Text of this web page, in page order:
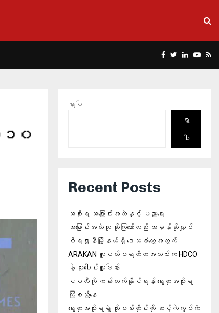
Facebook
Twitter
Linkedin
၁၀
ရှာပါ
ရှာ
ပါ
Recent Posts
အစိုးရ အပြောင်းအလဲနှင့် ပညာရေး
အပြောင်းအလဲဟု ဆိုကြသော်လည်း အမှန်ဆိုလျှင်
ဝီရဌာနီမြို့နယ်ရှိ‌ ဒေသခံတွေအတွက်
ARAKAN လူငယ်ပရဟိတအသင်းက HDCO
နဲ့ ပူးပေါင်းလှူဒါန်း
ငပလီကို ကမ်းတက်နိုင်ရန် ရွေးတုအစိုးရ
ကြံစည်နေ
ရွေးတုအစိုးရရဲ့ ထိုးစစ်တိုင်းကို ဆင့်ကဲကွပ်ကဲ